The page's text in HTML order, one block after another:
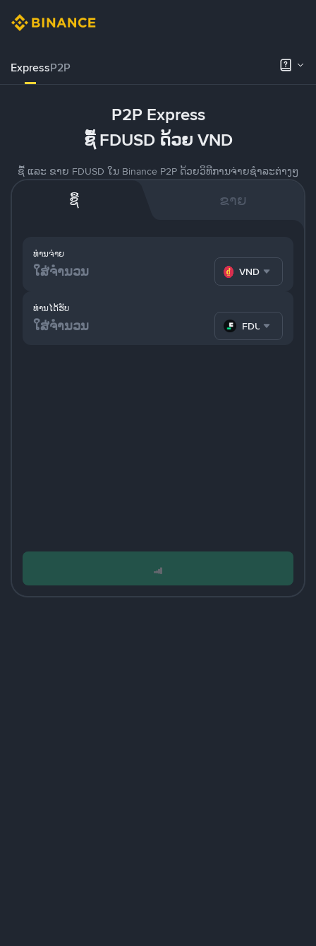
ExpressP2P
P2P Express
ຊື້ FDUSD ດ້ວຍ VND
ຊື້ ແລະ ຂາຍ FDUSD ໃນ Binance P2P ດ້ວຍວິທີການຈ່າຍຊຳລະຕ່າງໆ
ຊື້ ຂາຍ
ທ່ານຈ່າຍ
VND
ທ່ານໄດ້ຮັບ
FDUSD